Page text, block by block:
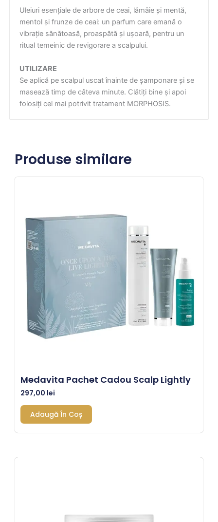
Uleiuri esențiale de arbore de ceai, lămâie și mentă,
mentol și frunze de ceai: un parfum care emană o
vibrație sănătoasă, proaspătă și ușoară, pentru un
ritual temeinic de revigorare a scalpului.
UTILIZARE
Se aplică pe scalpul uscat înainte de șamponare și se
masează timp de câteva minute. Clătiți bine și apoi
folosiți cel mai potrivit tratament MORPHOSIS.
Produse similare
Medavita Pachet Cadou Scalp Lightly
297,00 lei
Adaugă În Coș